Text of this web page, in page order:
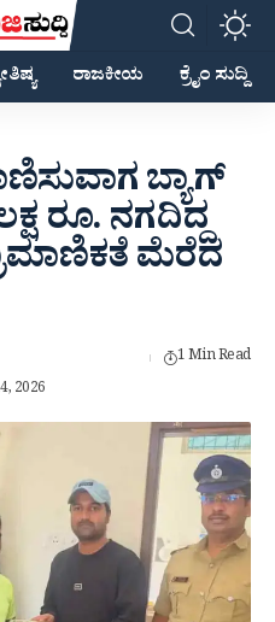
ರಾಜಕೀಯ ಕ್ರೈಂ ಸುದ್ದಿ
ಬ್ಯಾಗ್
ರೂ. ನಗದಿದ್ದ
ಮೆರೆದ
2026
1 Min Read